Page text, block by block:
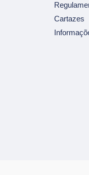
Cartazes